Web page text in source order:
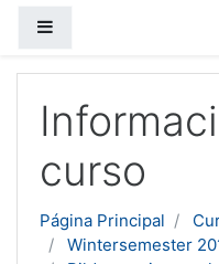
curso
Página Principal
Wintersemester